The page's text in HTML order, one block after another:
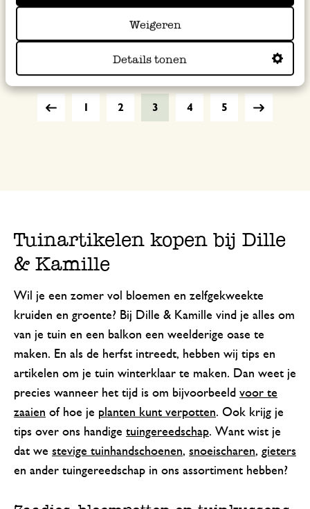
Weigeren
Details tonen
20 cm
stapelbaar
2 3 4 5
Tuinartikelen kopen bij Dille
& Kamille
Wil je een zomer vol bloemen en zelfgekweekte
kruiden en groente? Bij Dille & Kamille vind je alles om
van je tuin en een balkon een weelderige oase te
maken. En als de herfst intreedt, hebben wij tips en
artikelen om je tuin winterklaar te maken. Dan weet je
precies wanneer het tijd is om bijvoorbeeld voor te
zaaien of hoe je planten kunt verpotten. Ook krijg je
tips over ons handige tuingereedschap. Want wist je
dat we stevige tuinhandschoenen, snoeischaren, gieters
en ander tuingereedschap in ons assortiment hebben?